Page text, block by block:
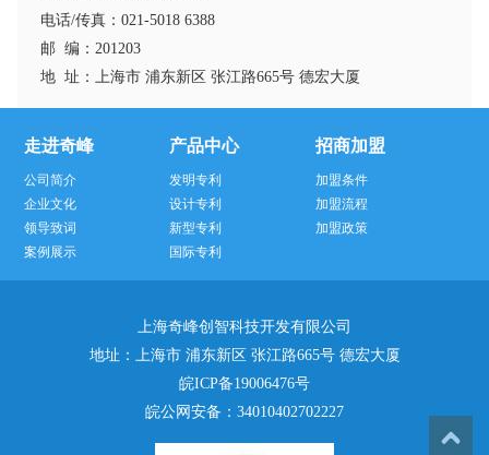
电话/传真：021-5018 6388
邮 编：201203
地 址：上海市 浦东新区 张江路665号 德宏大厦
走进奇峰
公司简介
企业文化
领导致词
案例展示
产品中心
发明专利
设计专利
新型专利
国际专利
招商加盟
加盟条件
加盟流程
加盟政策
上海奇峰创智科技开发有限公司
地址：上海市 浦东新区 张江路665号 德宏大厦
皖ICP备19006476号
皖公网安备： 34010402702227